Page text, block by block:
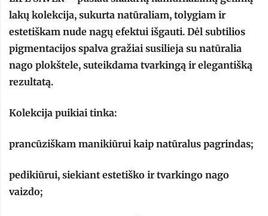
lakų kolekcija, sukurta natūraliam, tolygiam ir
estetiškam nude nagų efektui išgauti. Dėl subtilios
pigmentacijos spalva gražiai susilieja su natūralia
nago plokštele, suteikdama tvarkingą ir elegantišką
rezultatą.
Kolekcija puikiai tinka:
prancūziškam manikiūrui kaip natūralus pagrindas;
pedikiūrui, siekiant estetiško ir tvarkingo nago
vaizdo;